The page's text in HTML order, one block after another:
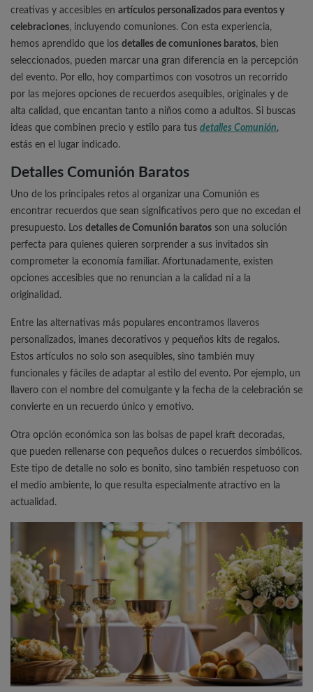
creativas y accesibles en artículos personalizados para eventos y
celebraciones, incluyendo comuniones. Con esta experiencia,
hemos aprendido que los detalles de comuniones baratos, bien
seleccionados, pueden marcar una gran diferencia en la percepción
del evento. Por ello, hoy compartimos con vosotros un recorrido
por las mejores opciones de recuerdos asequibles, originales y de
alta calidad, que encantan tanto a niños como a adultos. Si buscas
ideas que combinen precio y estilo para tus detalles Comunión,
estás en el lugar indicado.
Detalles Comunión Baratos
Uno de los principales retos al organizar una Comunión es
encontrar recuerdos que sean significativos pero que no excedan el
presupuesto. Los detalles de Comunión baratos son una solución
perfecta para quienes quieren sorprender a sus invitados sin
comprometer la economía familiar. Afortunadamente, existen
opciones accesibles que no renuncian a la calidad ni a la
originalidad.
Entre las alternativas más populares encontramos llaveros
personalizados, imanes decorativos y pequeños kits de regalos.
Estos artículos no solo son asequibles, sino también muy
funcionales y fáciles de adaptar al estilo del evento. Por ejemplo, un
llavero con el nombre del comulgante y la fecha de la celebración se
convierte en un recuerdo único y emotivo.
Otra opción económica son las bolsas de papel kraft decoradas,
que pueden rellenarse con pequeños dulces o recuerdos simbólicos.
Este tipo de detalle no solo es bonito, sino también respetuoso con
el medio ambiente, lo que resulta especialmente atractivo en la
actualidad.